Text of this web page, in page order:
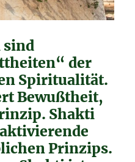
sind
der
Spiritualität.
Bewußtheit,
Shakti
Prinzips.